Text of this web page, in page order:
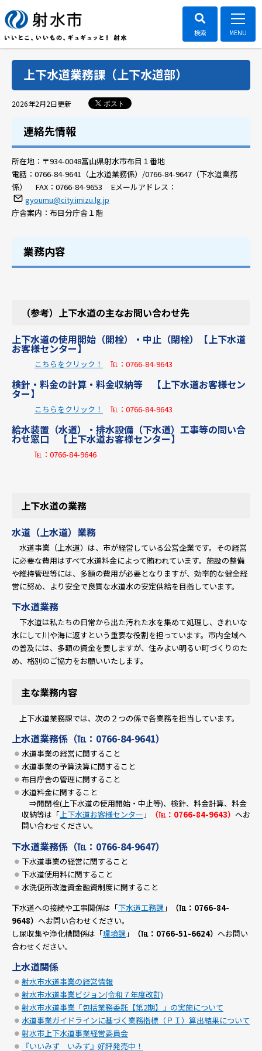
上下水道業務課（上下水道部）
2026年2月2日更新 ポスト
連絡先情報
所在地： 〒934-0048富山県射水市布目１番地
電話： 0766-84-9641（上水道業務係）/0766-84-9647（下水道業務
係）
FAX： 0766-84-9653 Eメールアドレス：
gyoumu@city.imizu.lg.jp
庁舎案内： 布目分庁舎１階
業務内容
（参考）上下水道の主なお問い合わせ先
上下水道の使用開始（開栓）・中止（閉栓）【上下水道
お客様センター】
こちらをクリック！ ℡：0766-84-9643
検針・料金の計算・料金収納等 【上下水道お客様セン
ター】
こちらをクリック！ ℡：0766-84-9643
給水装置（水道）・排水設備（下水道）工事等の問い合
わせ窓口 【上下水道お客様センター】
℡：0766-84-9646
上下水道の業務
水道（上水道）業務
水道事業（上水道）は、市が経営している公営企業です。その経営
に必要な費用はすべて水道料金によって賄われています。施設の整備
や維持管理等には、多額の費用が必要となりますが、効率的な健全経
営に努め、より安全で良質な水道水の安定供給を目指しています。
下水道業務
下水道は私たちの日常から出た汚れた水を集めて処理し、きれいな
水にして川や海に返すという重要な役割を担っています。市内全域へ
の普及には、多額の資金を要しますが、住みよい明るい町づくりのた
め、格別のご協力をお願いいたします。
主な業務内容
上下水道業務課では、次の２つの係で各業務を担当しています。
上水道業務係（℡：0766-84-9641）
水道事業の経営に関すること
水道事業の予算決算に関すること
布目庁舎の管理に関すること
水道料金に関すること
⇒開閉栓(上下水道の使用開始・中止等)、検針、料金計算、料金
収納等は「上下水道お客様センター 」 （℡：0766-84-9643） へお
問い合わせください。
下水道業務係（℡：0766-84-9647）
下水道事業の経営に関すること
下水道使用料に関すること
水洗便所改造資金融資制度に関すること
下水道への接続や工事関係は「下水道工務課 」
（℡：0766-84-
9648） へお問い合わせください。
し尿収集や浄化槽関係は「環境課 」 （℡：0766-51-6624） へお問い
合わせください。
上水道関係
射水市水道事業の経営情報
射水市水道事業ビジョン(令和７年度改訂)
射水市水道事業「包括業務委託【第2期】」の実施について
水道事業ガイドラインに基づく業務指標（ＰＩ）算出結果について
射水市上下水道事業経営委員会
『いいみず いみず』好評発売中！